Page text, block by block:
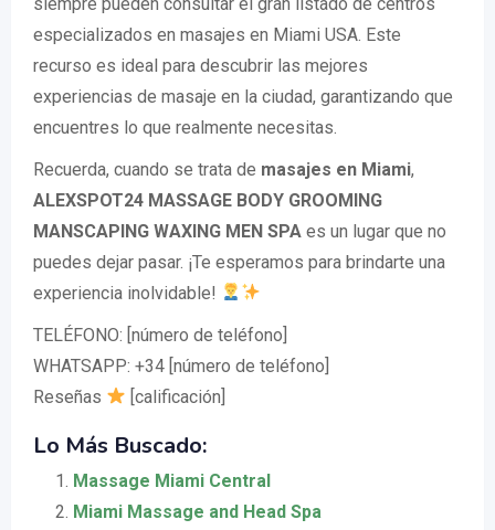
especializados en masajes en Miami USA. Este
recurso es ideal para descubrir las mejores
experiencias de masaje en la ciudad, garantizando que
encuentres lo que realmente necesitas.
Recuerda, cuando se trata de masajes en Miami,
ALEXSPOT24 MASSAGE BODY GROOMING
MANSCAPING WAXING MEN SPA es un lugar que no
puedes dejar pasar. ¡Te esperamos para brindarte una
experiencia inolvidable!
TELÉFONO: [número de teléfono]
WHATSAPP: +34 [número de teléfono]
Reseñas
[calificación]
Lo Más Buscado:
Massage Miami Central
Miami Massage and Head Spa